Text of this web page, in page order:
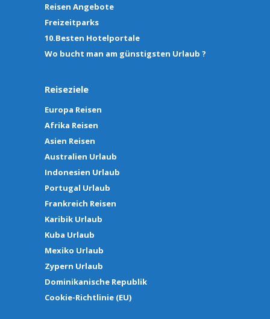
Reisen Angebote
Freizeitparks
10.Besten Hotelportale
Wo bucht man am günstigsten Urlaub ?
Reiseziele
Europa Reisen
Afrika Reisen
Asien Reisen
Australien Urlaub
Indonesien Urlaub
Portugal Urlaub
Frankreich Reisen
Karibik Urlaub
Kuba Urlaub
Mexiko Urlaub
Zypern Urlaub
Dominikanische Republik
Cookie-Richtlinie (EU)